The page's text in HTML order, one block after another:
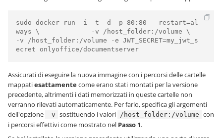
sudo docker run -i -t -d -p 80:80 --restart=al
ways \             -v /host_folder:/volume \
-v /host_folder:/volume -e JWT_SECRET=my_jwt_s
ecret onlyoffice/documentserver
Assicurati di eseguire la nuova immagine con i percorsi delle cartelle
mappatiesattamentecome erano stati montati per la versione
precedente, altrimenti i dati memorizzati in queste cartelle non
verranno rilevati automaticamente. Per farlo, specifica gli argomenti
dell'opzione
-v sostituendo i valori /host_folder:/volume con
i percorsi effettivi come mostrato nel Passo 1.